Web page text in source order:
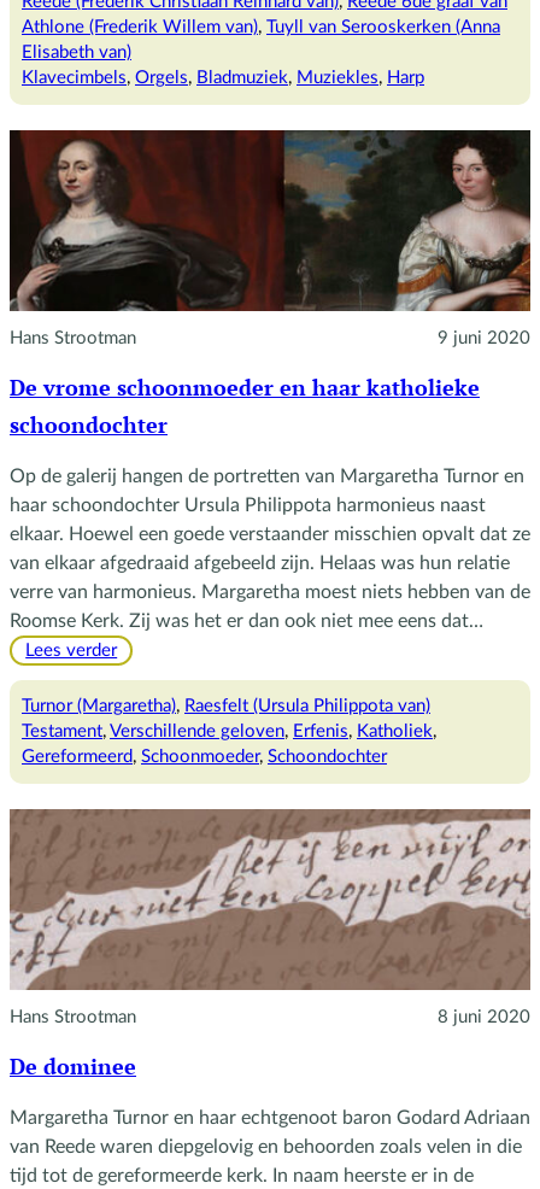
familie
Athlone (Frederik Willem van), Tuyll van Serooskerken (Anna
Elisabeth van)
Klavecimbels, Orgels, Bladmuziek, Muziekles, Harp
Hans Strootman 9 juni 2020
De vrome schoonmoeder en haar katholieke
schoondochter
Op de galerij hangen de portretten van Margaretha Turnor en
haar schoondochter Ursula Philippota harmonieus naast
elkaar. Hoewel een goede verstaander misschien opvalt dat ze
van elkaar afgedraaid afgebeeld zijn. Helaas was hun relatie
verre van harmonieus. Margaretha moest niets hebben van de
Roomse Kerk. Zij was het er dan ook niet mee eens dat…
Lees verder:
vrome
schoonmoeder
en
schoondochter
Turnor (Margaretha), Raesfelt (Ursula Philippota van)
Testament, Verschillende geloven, Erfenis, Katholiek
Gereformeerd, Schoonmoeder, Schoondochter
Hans Strootman 8 juni 2020
De dominee
Margaretha Turnor en haar echtgenoot baron Godard Adriaan
van Reede waren diepgelovig en behoorden zoals velen in die
tijd tot de gereformeerde kerk. In naam heerste er in de